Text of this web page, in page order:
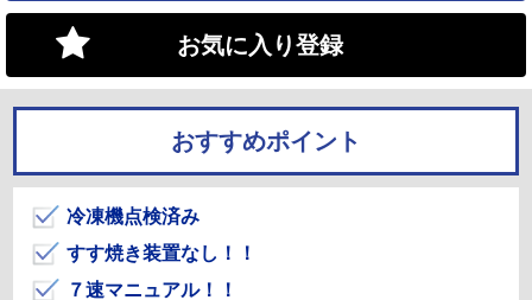
お気に入り登録
おすすめポイント
冷凍機点検済み
すす焼き装置なし！！
７速マニュアル！！